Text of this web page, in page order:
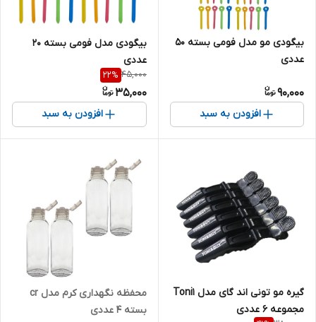
بیگودی مو مدل فومی بسته 50
عددی
90,000
افزودن به سبد
بیگودی مدل فومی بسته 20
عددی
45,000
22%
35,000
افزودن به سبد
گیره مو تونی اند گای مدل Toni1
مجموعه 6 عددی
محفظه نگهداری کرم مدل cr
بسته 4 عددی